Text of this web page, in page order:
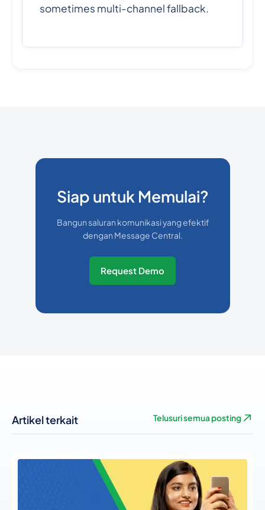
sometimes multi-channel fallback.
Siap untuk Memulai?
Bangun saluran komunikasi yang efektif
dengan Message Central.
Request Demo
Artikel terkait Telusuri semua posting